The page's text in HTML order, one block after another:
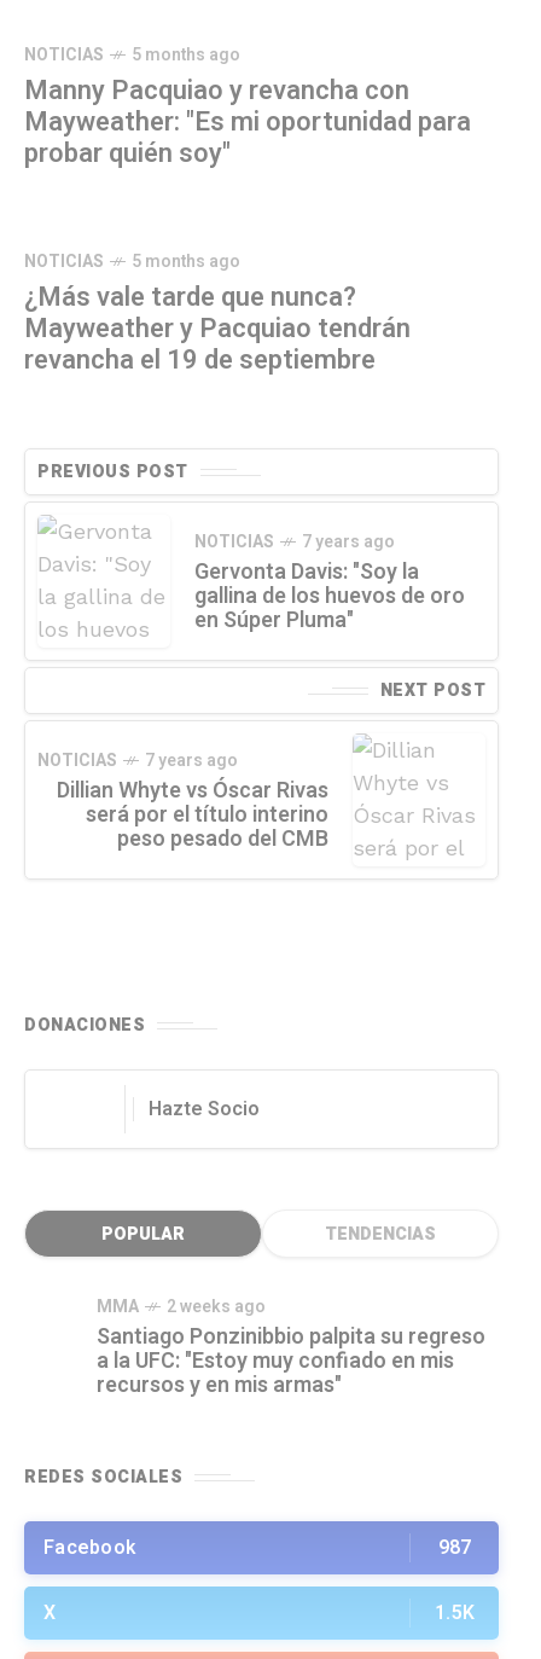
NOTICIAS 5 months ago
Manny Pacquiao y revancha con
Mayweather: "Es mi oportunidad para
probar quién soy"
NOTICIAS 5 months ago
¿Más vale tarde que nunca?
Mayweather y Pacquiao tendrán
revancha el 19 de septiembre
PREVIOUS POST
NOTICIAS 7 years ago
Gervonta Davis: "Soy la
gallina de los huevos de oro
en Súper Pluma"
NEXT POST
NOTICIAS 7 years ago
Dillian Whyte vs Óscar Rivas
será por el título interino
peso pesado del CMB
DONACIONES
Hazte Socio
POPULAR TENDENCIAS
MMA 2 weeks ago
Santiago Ponzinibbio palpita su regreso
a la UFC: "Estoy muy confiado en mis
recursos y en mis armas"
REDES SOCIALES
Facebook 987
X 1.5K